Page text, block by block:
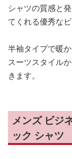
シャツの質感と
てくれる優秀な
半袖タイプで暖
スーツスタイル
きます。
メンズ ビジ
ック シャツ